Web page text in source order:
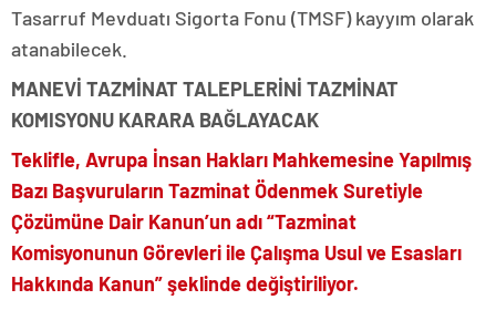
Tasarruf Mevduatı Sigorta Fonu (TMSF) kayyım olarak
atanabilecek.
MANEVİ TAZMİNAT TALEPLERİNİ TAZMİNAT
KOMISYONU KARARA BAĞLAYACAK
Teklifle, Avrupa İnsan Hakları Mahkemesine Yapılmış
Bazı Başvuruların Tazminat Ödenmek Suretiyle
Çözümüne Dair Kanun’un adı “Tazminat
Komisyonunun Görevleri ile Çalışma Usul ve Esasları
Hakkında Kanun” şeklinde değiştiriliyor.